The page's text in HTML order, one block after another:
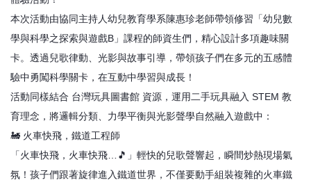
本次活動由協同主持人幼兒教育學系陳惠珍老師帶領修習「幼兒數
學與科學之探索與遊戲B」課程的師資生們，精心設計多項趣味關
卡。透過兒歌律動、光影與故事引導，帶領孩子們在多元的五感體
驗中勇闖科學關卡，在互動中學習與成長！
活動同樣結合 台灣玩具圖書館 資源，運用二手玩具融入 STEM 教
育理念，將邏輯分類、力學平衡與光影聲學自然融入遊戲中：
🚂 火車快飛，鐵道工程師
「火車快飛，火車快飛…🎵」輕快的兒歌聲響起，瞬間炒熱現場氣
氛！孩子們跟著旋律進入鐵道世界，不僅要動手組裝複雜的火車鐵